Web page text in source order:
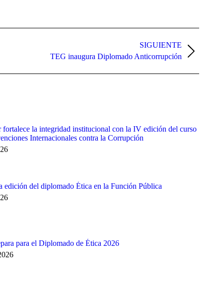
SIGUIENTE
TEG inaugura Diplomado Anticorrupción
fortalece la integridad institucional con la IV edición del curso
Internacionales contra la Corrupción
edición del diplomado Ética en la Función Pública
para el Diplomado de Ética 2026